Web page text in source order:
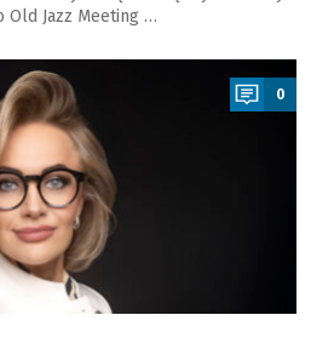
Old Jazz Meeting …
0